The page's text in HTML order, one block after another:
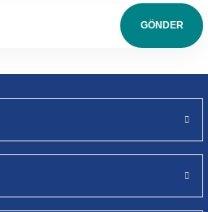
GÖNDER